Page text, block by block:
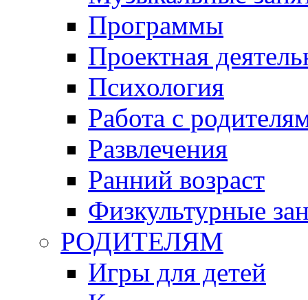
Программы
Проектная
Психология
Работа с
Развлечения
Ранний возраст
Физкультурные
РОДИТЕЛЯМ
Игры для детей